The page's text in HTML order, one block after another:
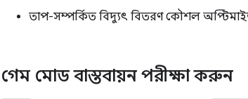
তাপ-সম্পর্কিত বিদ্যুৎ বিতরণ কৌশল
গেম মোড বাস্তবায়ন পরীক্ষা করুন